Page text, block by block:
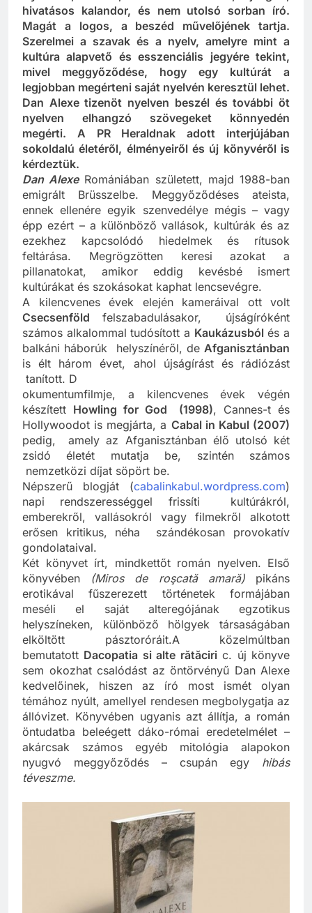
Nyelvész, fordító, dokumentumfilmes, újságíró,
hivatásos kalandor, és nem utolsó sorban író.
Magát a logos, a beszéd művelőjének tartja.
Szerelmei a szavak és a nyelv, amelyre mint a
kultúra alapvető és esszenciális jegyére tekint,
mivel meggyőződése, hogy egy kultúrát a
legjobban megérteni saját nyelvén keresztül lehet.
Dan Alexe tizenöt nyelven beszél és további öt
nyelven elhangzó szövegeket könnyedén
megérti. A PR Heraldnak adott interjújában
sokoldalú életéről, élményeiről és új könyvéről is
kérdeztük.
Dan AlexeRomániában született, majd 1988-ban
emigrált Brüsszelbe. Meggyőződéses ateista,
ennek ellenére egyik szenvedélye mégis – vagy
épp ezért – a különböző vallások, kultúrák és az
ezekhez kapcsolódó hiedelmek és rítusok
feltárása. Megrögzötten keresi azokat a
pillanatokat, amikor eddig kevésbé ismert
kultúrákat és szokásokat kaphat lencsevégre.
A kilencvenes évek elején kameráival ott volt
Csecsenföldfelszabadulásakor, újságíróként
számos alkalommal tudósított aKaukázusbólés a
balkáni háborúk helyszínéről, deAfganisztánban
is élt három évet, ahol újságírást és rádiózást
tanított. D
okumentumfilmje, a kilencvenes évek végén
készítettHowling for God (1998), Cannes-t és
Hollywoodot is megjárta, aCabal in Kabul (2007)
pedig, amely az Afganisztánban élő utolsó két
zsidó életét mutatja be, szintén számos
nemzetközi díjat söpört be.
Népszerű blogját (cabalinkabul.wordpress.com
napi rendszerességgel frissíti kultúrákról,
emberekről, vallásokról vagy filmekről alkotott
erősen kritikus, néha szándékosan provokatív
gondolataival.
Két könyvet írt, mindkettőt román nyelven. Első
könyvében(Miros de roşcată amară)pikáns
erotikával fűszerezett történetek formájában
meséli el saját alteregójának egzotikus
helyszíneken, különböző hölgyek társaságában
elköltött pásztoróráit.A közelmúltban
bemutatottDacopatia si alte rătăciric. új könyve
sem okozhat csalódást az öntörvényű Dan Alexe
kedvelőinek, hiszen az író most ismét olyan
témához nyúlt, amellyel rendesen megbolygatja az
állóvizet. Könyvében ugyanis azt állítja, a román
öntudatba beleégett dáko-római eredetelmélet –
akárcsak számos egyéb mitológia alapokon
nyugvó meggyőződés – csupán egy